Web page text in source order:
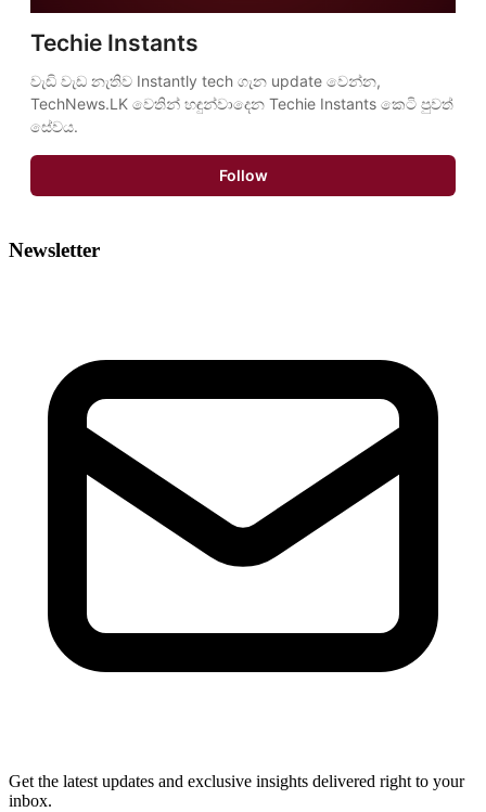
Techie Instants
වැඩි වැඩ නැතිව Instantly tech ගැන update වෙන්න,
TechNews.LK වෙතින් හඳුන්වාදෙන Techie Instants කෙටි පුවත්
සේවය.
Follow
Newsletter
Get the latest updates and exclusive insights delivered right to your
inbox.